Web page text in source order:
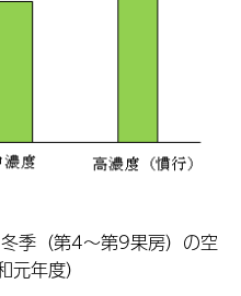
季（第4～第9果房）の空
年度）